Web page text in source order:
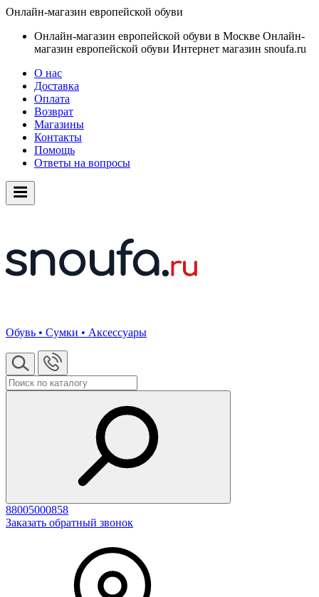
Онлайн-магазин европейской обуви
Онлайн-магазин европейской обуви в Москве Онлайн-
магазин европейской обуви Интернет магазин snoufa.ru
О нас
Доставка
Оплата
Возврат
Магазины
Контакты
Помощь
Ответы на вопросы
Обувь • Сумки • Аксессуары
88005000858
Заказать обратный звонок